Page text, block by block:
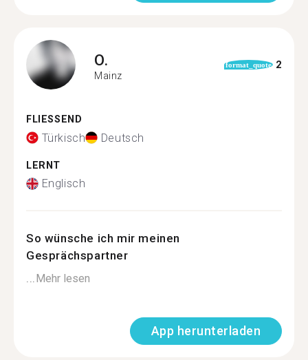
O.
Mainz
format_quote 2
FLIESSEND
Türkisch Deutsch
LERNT
Englisch
So wünsche ich mir meinen
Gesprächspartner
...Mehr lesen
App herunterladen